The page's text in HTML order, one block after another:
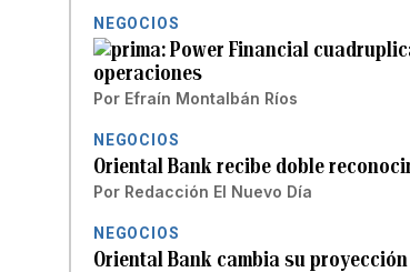
NEGOCIOS
Power Financial
operaciones
Por Efraín Montalbán Ríos
NEGOCIOS
Oriental Bank recibe doble
Por Redacción El Nuevo Día
NEGOCIOS
Oriental Bank cambia su